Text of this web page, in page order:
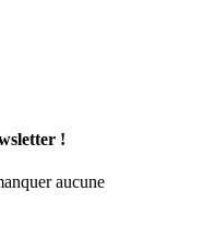
!
aucune